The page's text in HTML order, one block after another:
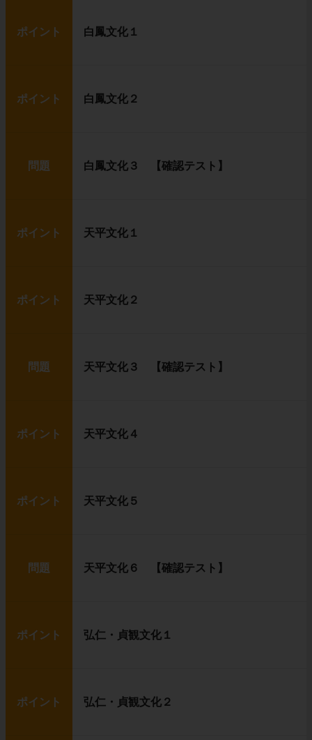
ポイント 白鳳文化１
ポイント 白鳳文化２
問題 白鳳文化３ 【確認テスト】
ポイント 天平文化１
ポイント 天平文化２
問題 天平文化３ 【確認テスト】
ポイント 天平文化４
ポイント 天平文化５
問題 天平文化６ 【確認テスト】
ポイント 弘仁・貞観文化１
ポイント 弘仁・貞観文化２